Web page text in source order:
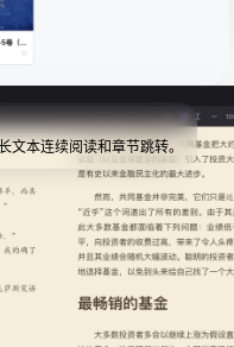
文本连续阅读和章节跳转。